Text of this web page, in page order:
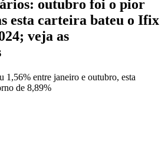
outubro foi o pior
esta carteira bateu o Ifix
veja as
entre janeiro e outubro, esta
de 8,89%